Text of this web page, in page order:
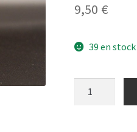
9,50 €
39 en stock